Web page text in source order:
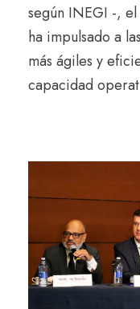
según INEGI -,
ha impulsado a
más ágiles y
capacidad